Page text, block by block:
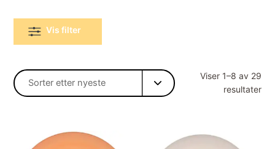
Vis filter
Viser 1–8 av 29
resultater